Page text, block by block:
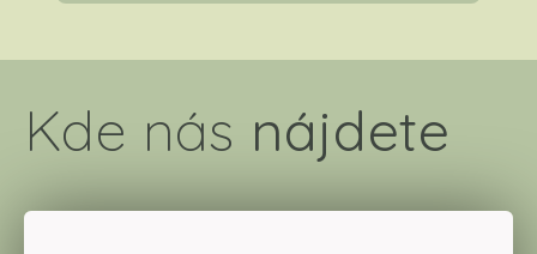
Kde nás nájdete